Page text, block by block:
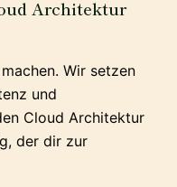
Architektur
Wir setzen
und
Cloud Architektur
der dir zur